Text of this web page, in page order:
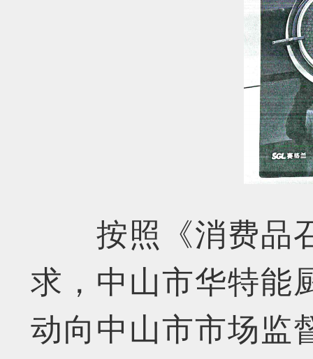
按照《消费品召
求，中山市华特能
动向中山市市场监